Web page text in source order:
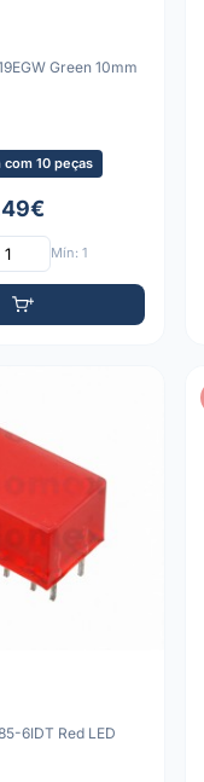
Green 10mm
com 10 peças
Mín: 1
6IDT Red LED